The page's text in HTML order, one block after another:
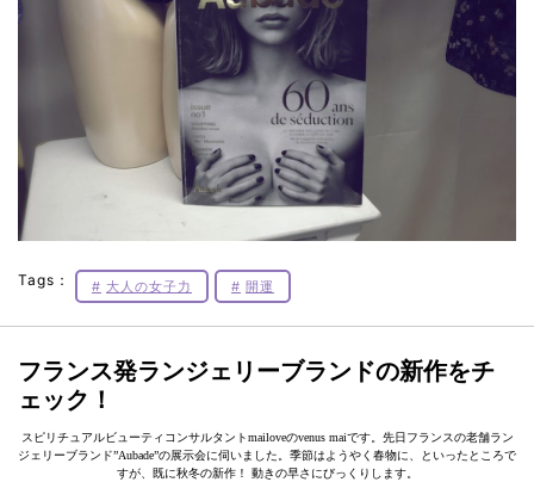
Tags： 大人の女子力 開運
フランス発ランジェリーブランドの新作をチ
ェック！
スピリチュアルビューティコンサルタントmailoveのvenus maiです。先日フランスの老舗ラン
ジェリーブランド”Aubade”の展示会に伺いました。季節はようやく春物に、といったところで
すが、既に秋冬の新作！ 動きの早さにびっくりします。